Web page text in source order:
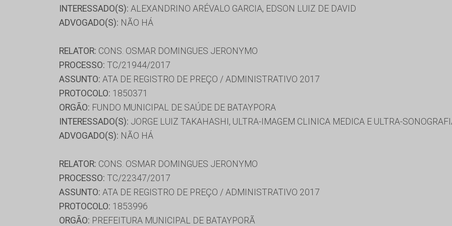
INTERESSADO(S): ALEXANDRINO ARÉVALO GARCIA, EDSON LUIZ DE DAVID
ADVOGADO(S): NÃO HÁ
RELATOR: CONS. OSMAR DOMINGUES JERONYMO
PROCESSO: TC/21944/2017
ASSUNTO: ATA DE REGISTRO DE PREÇO / ADMINISTRATIVO 2017
PROTOCOLO: 1850371
ORGÃO: FUNDO MUNICIPAL DE SAÚDE DE BATAYPORA
INTERESSADO(S): JORGE LUIZ TAKAHASHI, ULTRA-IMAGEM CLINICA MEDICA E ULTRA-
ADVOGADO(S): NÃO HÁ
RELATOR: CONS. OSMAR DOMINGUES JERONYMO
PROCESSO: TC/22347/2017
ASSUNTO: ATA DE REGISTRO DE PREÇO / ADMINISTRATIVO 2017
PROTOCOLO: 1853996
ORGÃO: PREFEITURA MUNICIPAL DE BATAYPORÃ